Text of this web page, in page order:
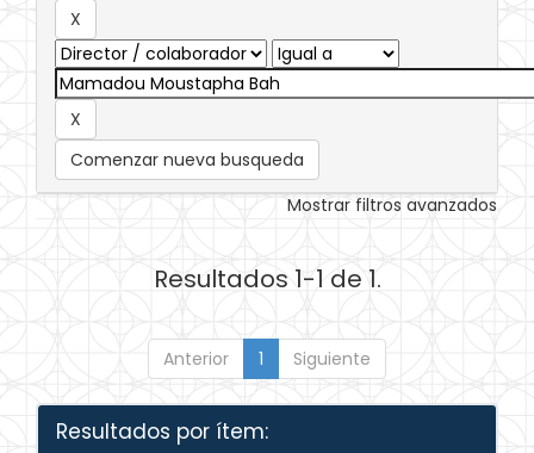
Comenzar nueva busqueda
Mostrar filtros avanzados
Resultados 1-1 de 1.
Anterior 1 Siguiente
Resultados por ítem: